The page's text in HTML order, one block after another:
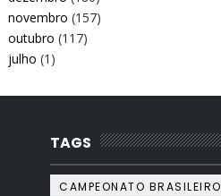
novembro (157)
outubro (117)
julho (1)
TAGS
CAMPEONATO BRASILEIRO